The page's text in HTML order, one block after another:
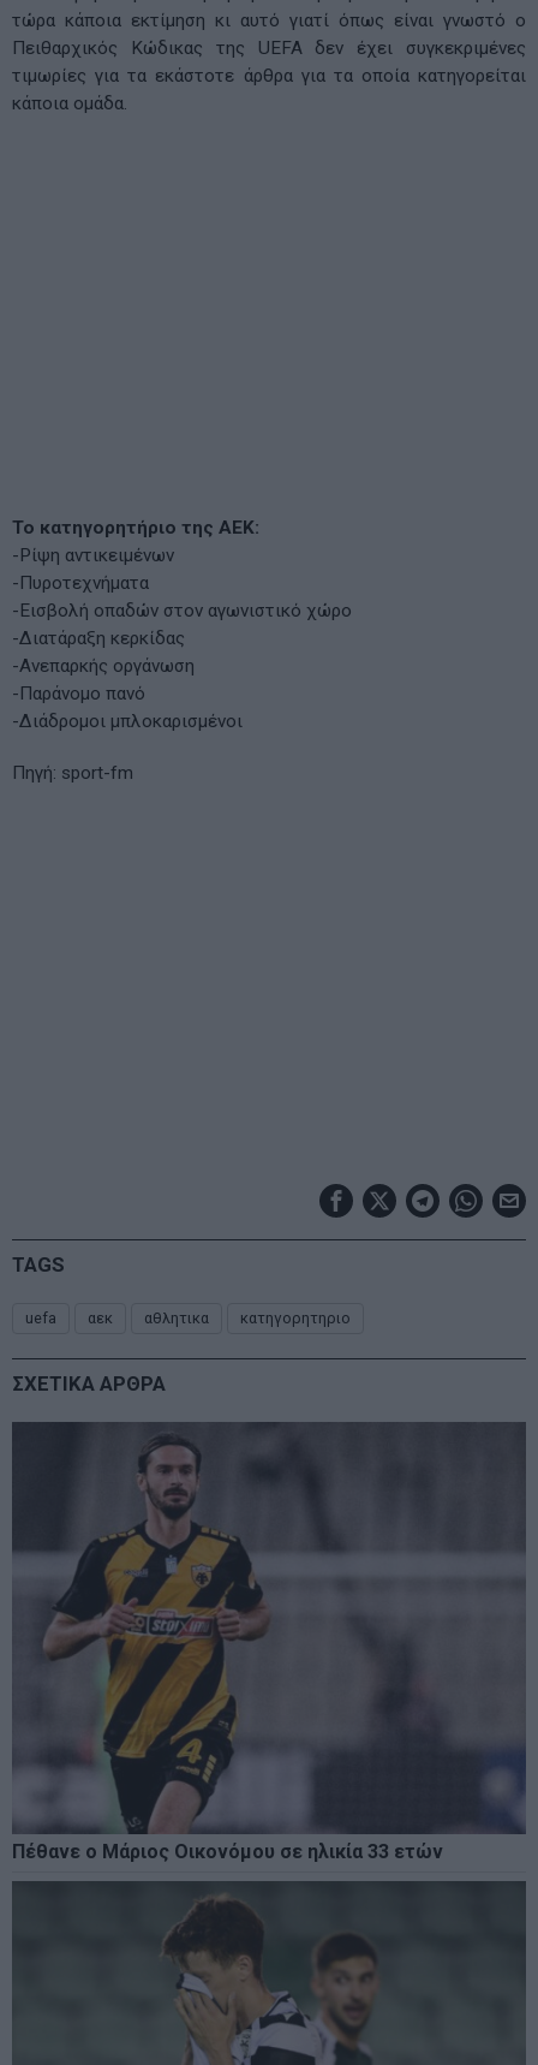
τώρα κάποια εκτίμηση κι αυτό γιατί όπως είναι γνωστό ο
Πειθαρχικός Κώδικας της UEFA δεν έχει συγκεκριμένες
τιμωρίες για τα εκάστοτε άρθρα για τα οποία κατηγορείται
κάποια ομάδα.
To κατηγορητήριο της ΑΕΚ:
-Ρίψη αντικειμένων
-Πυροτεχνήματα
-Εισβολή οπαδών στον αγωνιστικό χώρο
-Διατάραξη κερκίδας
-Ανεπαρκής οργάνωση
-Παράνομο πανό
-Διάδρομοι μπλοκαρισμένοι
Πηγή: sport-fm
TAGS
uefa αεκ αθλητικα κατηγορητηριο
ΣΧΕΤΙΚΑ ΑΡΘΡΑ
Πέθανε ο Μάριος Οικονόμου σε ηλικία 33 ετών